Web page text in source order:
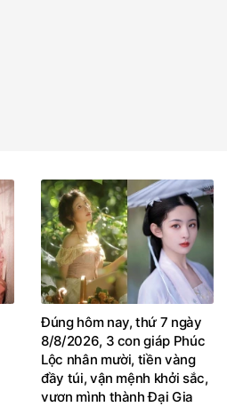
Đúng hôm nay, thứ 7 ngày
8/8/2026, 3 con giáp Phúc
Lộc nhân mười, tiền vàng
đầy túi, vận mệnh khởi sắc,
vươn mình thành Đại Gia